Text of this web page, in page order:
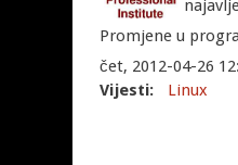
Promjene u
čet, 2012-04-26
Vijesti:
Linux